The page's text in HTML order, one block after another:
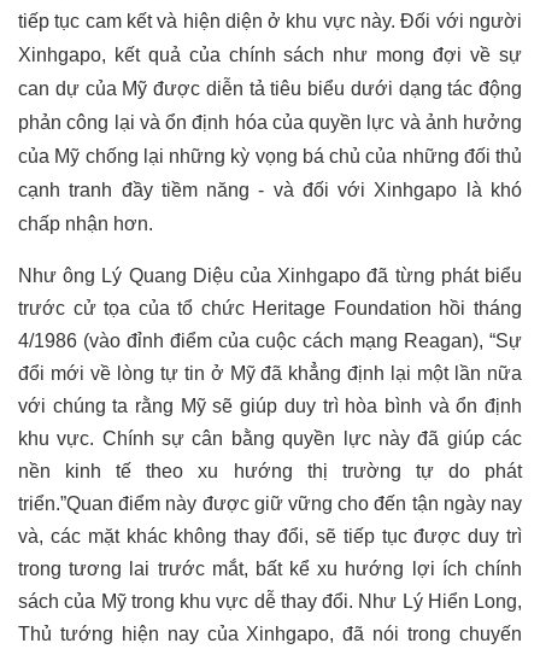
tiếp tục cam kết và hiện diện ở khu vực này. Đối với người
Xinhgapo, kết quả của chính sách như mong đợi về sự
can dự của Mỹ được diễn tả tiêu biểu dưới dạng tác động
phản công lại và ổn định hóa của quyền lực và ảnh hưởng
của Mỹ chống lại những kỳ vọng bá chủ của những đối thủ
cạnh tranh đầy tiềm năng - và đối với Xinhgapo là khó
chấp nhận hơn.
Như ông Lý Quang Diệu của Xinhgapo đã từng phát biểu
trước cử tọa của tổ chức Heritage Foundation hồi tháng
4/1986 (vào đỉnh điểm của cuộc cách mạng Reagan), “Sự
đổi mới về lòng tự tin ở Mỹ đã khẳng định lại một lần nữa
với chúng ta rằng Mỹ sẽ giúp duy trì hòa bình và ổn định
khu vực. Chính sự cân bằng quyền lực này đã giúp các
nền kinh tế theo xu hướng thị trường tự do phát
triển.”Quan điểm này được giữ vững cho đến tận ngày nay
và, các mặt khác không thay đổi, sẽ tiếp tục được duy trì
trong tương lai trước mắt, bất kể xu hướng lợi ích chính
sách của Mỹ trong khu vực dễ thay đổi. Như Lý Hiển Long,
Thủ tướng hiện nay của Xinhgapo, đã nói trong chuyến